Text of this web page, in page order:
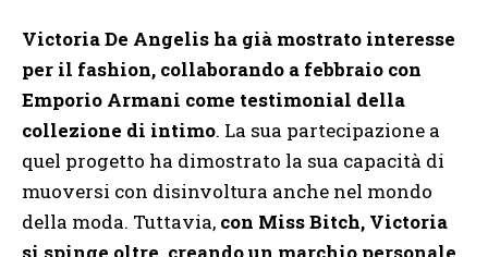
Victoria De Angelis ha già mostrato interesse
per il fashion, collaborando a febbraio con
Emporio Armani come testimonial della
collezione di intimo. La sua partecipazione a
quel progetto ha dimostrato la sua capacità di
muoversi con disinvoltura anche nel mondo
della moda. Tuttavia, con Miss Bitch, Victoria
si spinge oltre, creando un marchio personale